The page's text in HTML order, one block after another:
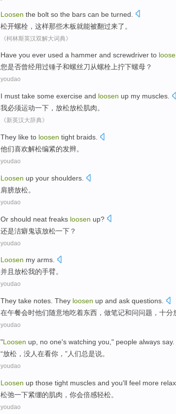
Loosen the bolt so the bars can be turned
松开螺栓 ， 这样那些木板就能被翻过来了。
《柯林斯英汉双解大词典》
Have you ever used a hammer and screwdriver to
您是否曾经用过锤子和螺丝刀从螺栓上拧下螺母 ？
youdao
I must take some exercise and loosen up my muscles
我必须运动一下 ， 放松放松肌肉。
《新英汉大辞典》
They like to loosen tight braids
他们喜欢解松编紧的发辫。
youdao
Loosen up your shoulders
肩膀放松。
youdao
Or should neat freaks loosen up?
还是洁癖鬼该放松一下？
youdao
Loosen my arms.
并且放松我的手臂。
youdao
They take notes . They loosen up and ask questions
在午餐会时他们随意地吃着东西，做笔记和问问题 ，十分
youdao
"Loosen up no one's watching you ," people always say.
“放松 ， 没人在看你 ，”人们总是说。
youdao
Loosen up those tight muscles and you'll feel more
松弛一下紧绷的肌肉 ， 你会倍感轻松。
youdao